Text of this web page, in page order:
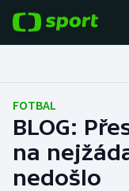
Fotbal
Hokej
Tenis
FOTBAL
BLOG:
na
nedošlo